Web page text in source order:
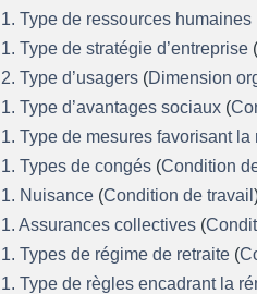
1. Type de ressources humaines
1. Type de stratégie d’entreprise (
2. Type d’usagers (Dimension
1. Type d’avantages sociaux (
1. Type de mesures favorisant la
1. Types de congés (Condition
1. Nuisance (Condition de travail
1. Assurances collectives (
1. Types de régime de retraite (
1. Type de règles encadrant la